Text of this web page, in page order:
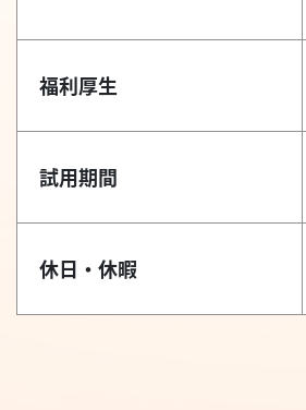
福利厚生
試用期間
休日・休暇